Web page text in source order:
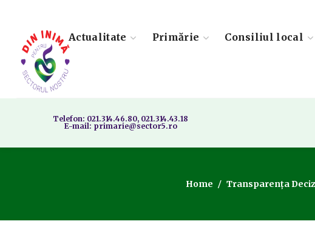
Actualitate Primărie Consiliul local
Telefon: 021.314.46.80, 021.314.43.18
E-mail: primarie@sector5.ro
Home Transparența